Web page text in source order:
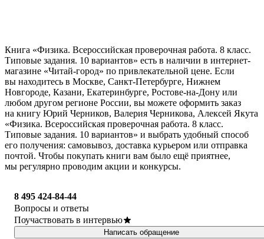
Книга «Физика. Всероссийская проверочная работа. 8 класс.
Типовые задания. 10 вариантов» есть в наличии в интернет-
магазине «Читай-город» по привлекательной цене. Если
вы находитесь в Москве, Санкт-Петербурге, Нижнем
Новгороде, Казани, Екатеринбурге, Ростове-на-Дону или
любом другом регионе России, вы можете оформить заказ
на книгу Юрий Черников, Валерия Черникова, Алексей Якута
«Физика. Всероссийская проверочная работа. 8 класс.
Типовые задания. 10 вариантов» и выбрать удобный способ
его получения: самовывоз, доставка курьером или отправка
почтой. Чтобы покупать книги вам было ещё приятнее,
мы регулярно проводим акции и конкурсы.
8 495 424-84-44
Вопросы и ответы
Поучаствовать в интервью
Написать обращение